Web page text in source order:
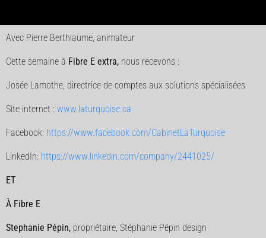
Avec Pierre Berthiaume, animateur
Cette semaine à Fibre E extra, nous recevons :
Josée Lamothe, directrice de comptes aux solutions spécialisées
Site internet : www.laturquoise.ca
Facebook: https://www.facebook.com/CabinetLaTurquoise
LinkedIn: https://www.linkedin.com/company/2441025/
ET
À Fibre E
Stephanie Pépin, propriétaire, Stéphanie Pépin design